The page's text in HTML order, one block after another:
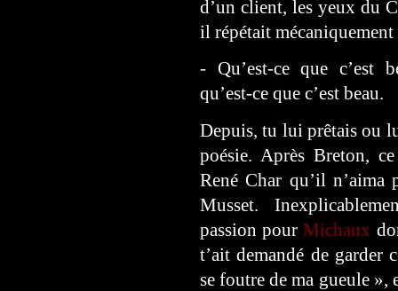
d’un client, les yeux du
il répétait mécaniquement
- Qu’est-ce que c’est
qu’est-ce que c’est beau.
Depuis, tu lui prêtais ou
poésie. Après Breton,
René Char qu’il n’aima
Musset.
passion pourMichaux
t’ait demandé de garder
se foutre de ma gueule